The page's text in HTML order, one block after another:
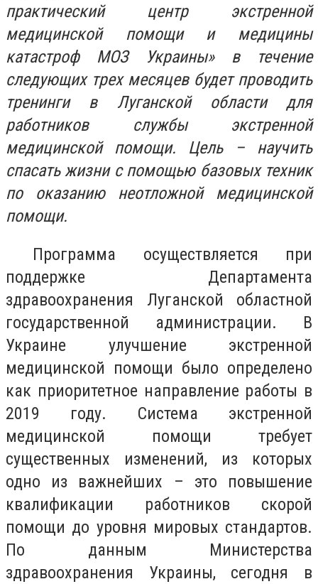
практический центр экстренной
медицинской помощи и медицины
катастроф МОЗ Украины» в течение
следующих трех месяцев будет проводить
тренинги в Луганской области для
работников службы экстренной
медицинской помощи. Цель – научить
спасать жизни с помощью базовых техник
по оказанию неотложной медицинской
помощи.
Программа осуществляется при
поддержке Департамента
здравоохранения Луганской областной
государственной администрации. В
Украине улучшение экстренной
медицинской помощи было определено
как приоритетное направление работы в
2019 году. Система экстренной
медицинской помощи требует
существенных изменений, из которых
одно из важнейших – это повышение
квалификации работников скорой
помощи до уровня мировых стандартов.
По данным Министерства
здравоохранения Украины, сегодня в